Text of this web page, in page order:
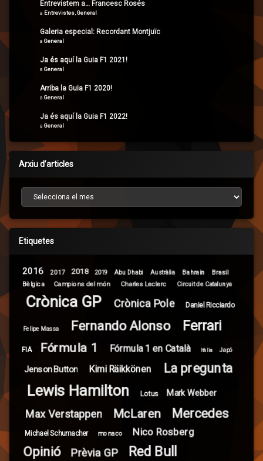
Entrevistem a… Francesc Rosés
a Entrevistes,General
Galeria especial: Recordant Montjuïc
a General
Ja és aquí la Guia F1 2021!
a General
Arriba la Guia F1 2020!
a General
Ja és aquí la Guia F1 2022!
a General
Arxiu d’articles
Arxiu d’articles
Etiquetes
2016 2017 2018 2019 Abu Dhabi Austràlia Bahrain
Brasil
Bèlgica
Campions del món Charles Leclerc Circuit de Catalunya
Crònica GP Crònica Pole Daniel Ricciardo
Felipe Massa Fernando Alonso Ferrari
FIA Fórmula 1 Fórmula 1 en Català Itàlia Japó
Jenson Button Kimi Räikkönen La pregunta
Lewis Hamilton Lotus Mark Webber
Max Verstappen McLaren Mercedes
Michael Schumacher monaco Nico Rosberg
Opinió Prèvia GP Red Bull